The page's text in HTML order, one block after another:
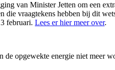
van Minister Jetten om een
vraagtekens hebben bij dit
februari. Lees er hier meer over.
opgewekte energie niet meer